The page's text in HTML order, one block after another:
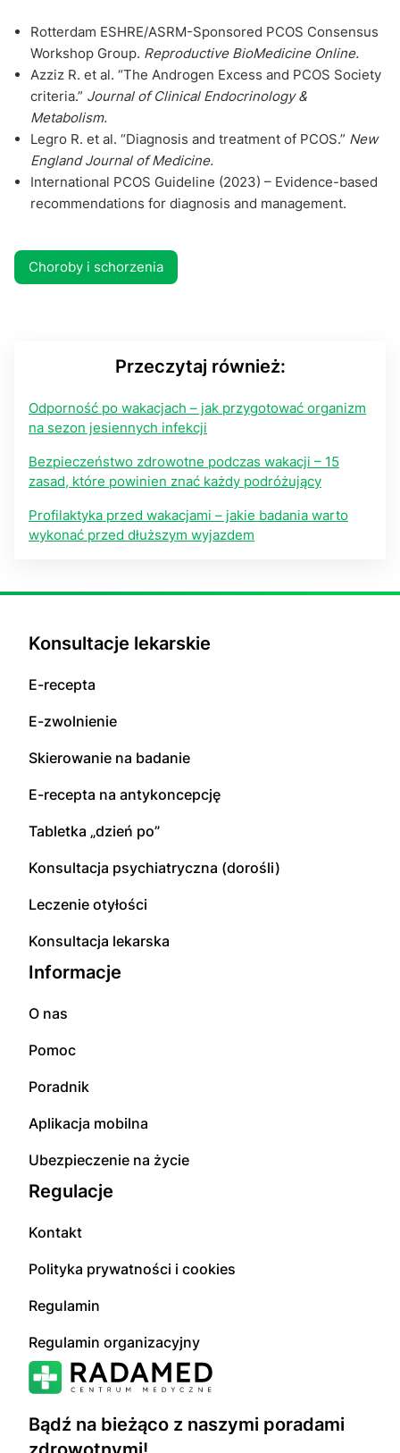
Rotterdam ESHRE/ASRM-Sponsored PCOS Consensus
Workshop Group. Reproductive BioMedicine Online.
Azziz R. et al. “The Androgen Excess and PCOS Society
criteria.” Journal of Clinical Endocrinology &
Metabolism.
Legro R. et al. “Diagnosis and treatment of PCOS.” New
England Journal of Medicine.
International PCOS Guideline (2023) – Evidence-based
recommendations for diagnosis and management.
Choroby i schorzenia
Przeczytaj również:
Odporność po wakacjach – jak przygotować organizm
na sezon jesiennych infekcji
Bezpieczeństwo zdrowotne podczas wakacji – 15
zasad, które powinien znać każdy podróżujący
Profilaktyka przed wakacjami – jakie badania warto
wykonać przed dłuższym wyjazdem
Bądź na bieżąco z naszymi poradami
Konsultacje lekarskie
E-recepta
E-zwolnienie
Skierowanie na badanie
E-recepta na antykoncepcję
Tabletka „dzień po”
Konsultacja psychiatryczna (dorośli)
Leczenie otyłości
Konsultacja lekarska
Informacje
O nas
Pomoc
Poradnik
Aplikacja mobilna
Ubezpieczenie na życie
Regulacje
Kontakt
Polityka prywatności i cookies
Regulamin
Regulamin organizacyjny